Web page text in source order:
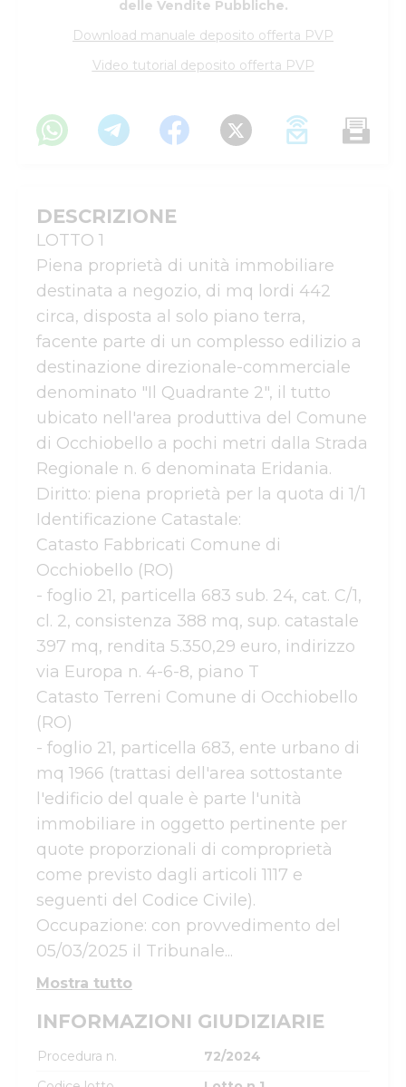
delle Vendite Pubbliche.
Download manuale deposito offerta PVP
Video tutorial deposito offerta PVP
DESCRIZIONE
LOTTO 1
Piena proprietà di unità immobiliare
destinata a negozio, di mq lordi 442
circa, disposta al solo piano terra,
facente parte di un complesso edilizio a
destinazione direzionale-commerciale
denominato "Il Quadrante 2", il tutto
ubicato nell'area produttiva del Comune
di Occhiobello a pochi metri dalla Strada
Regionale n. 6 denominata Eridania.
Diritto: piena proprietà per la quota di 1/1
Identificazione Catastale:
Catasto Fabbricati Comune di
Occhiobello (RO)
- foglio 21, particella 683 sub. 24, cat. C/1,
cl. 2, consistenza 388 mq, sup. catastale
397 mq, rendita 5.350,29 euro, indirizzo
via Europa n. 4-6-8, piano T
Catasto Terreni Comune di Occhiobello
(RO)
- foglio 21, particella 683, ente urbano di
mq 1966 (trattasi dell'area sottostante
l'edificio del quale è parte l'unità
immobiliare in oggetto pertinente per
quote proporzionali di comproprietà
come previsto dagli articoli 1117 e
seguenti del Codice Civile).
Occupazione: con provvedimento del
05/03/2025 il Tribunale...
Mostra tutto
INFORMAZIONI GIUDIZIARIE
Procedura n.
72/2024